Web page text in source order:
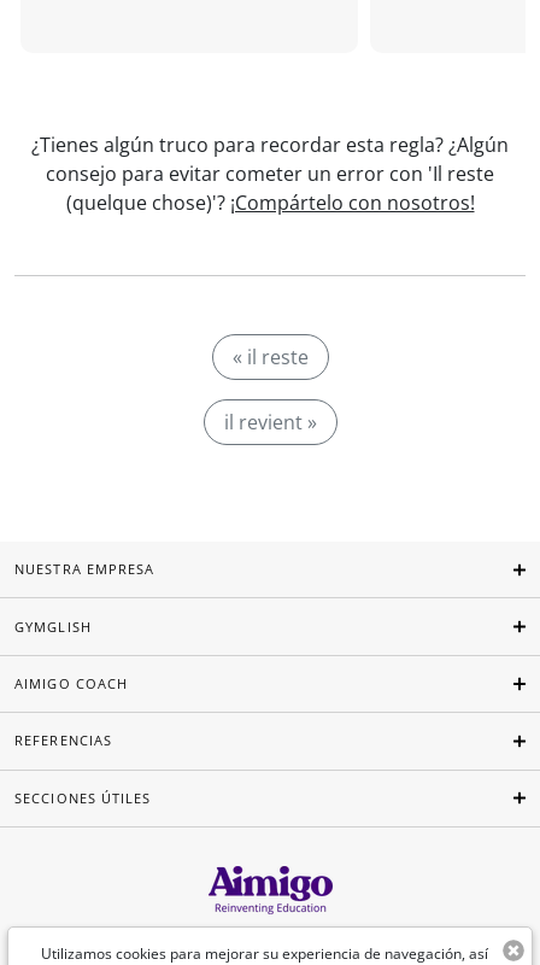
¿Tienes algún truco para recordar esta regla? ¿Algún
consejo para evitar cometer un error con 'Il reste
(quelque chose)'? ¡Compártelo con nosotros!
« il reste
il revient »
Utilizamos cookies para mejorar su experiencia de navegación, así
NUESTRA EMPRESA
GYMGLISH
AIMIGO COACH
REFERENCIAS
SECCIONES ÚTILES
Español